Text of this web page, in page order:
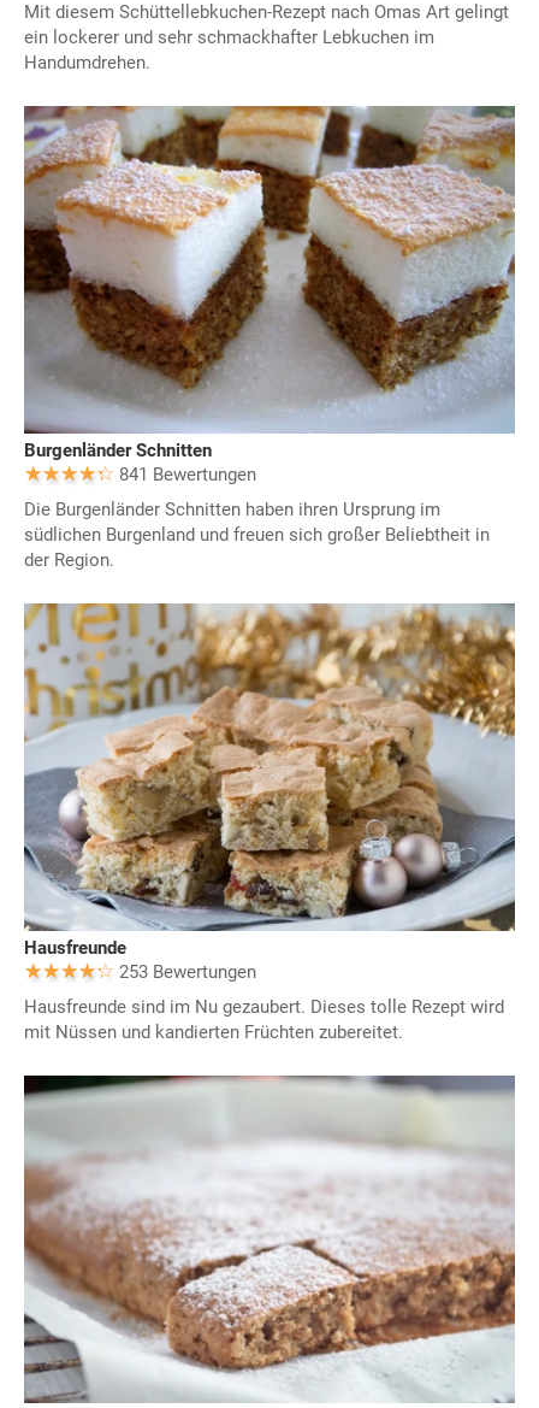
Mit diesem Schüttellebkuchen-Rezept nach Omas Art gelingt
ein lockerer und sehr schmackhafter Lebkuchen im
Handumdrehen.
Burgenländer Schnitten
841 Bewertungen
Die Burgenländer Schnitten haben ihren Ursprung im
südlichen Burgenland und freuen sich großer Beliebtheit in
der Region.
Hausfreunde
253 Bewertungen
Hausfreunde sind im Nu gezaubert. Dieses tolle Rezept wird
mit Nüssen und kandierten Früchten zubereitet.